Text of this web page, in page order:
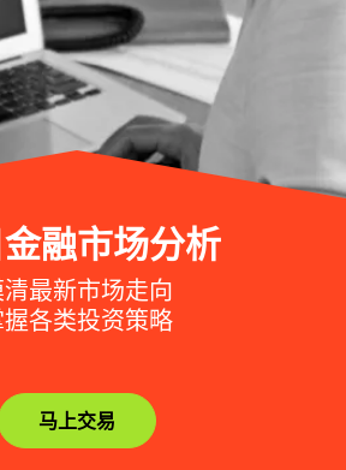
融市场分析
最新市场走向
各类投资策略
马上交易